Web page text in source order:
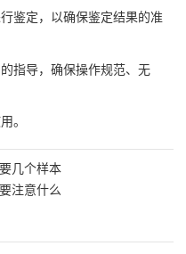
鉴定，以确保鉴定结果的准
指导，确保操作规范、无
。
几个样本
注意什么